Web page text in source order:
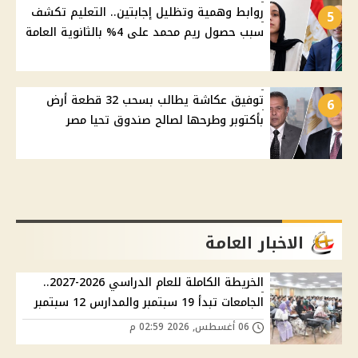
5
روابط وهمية وتظليل إجابتين.. التعليم تكشف
سبب حصول ريم محمد على 4% بالثانوية العامة
6
توفيق عكاشة يطالب بسحب 32 قطعة أرض
بأكتوبر وطرحها لصالح صندوق تحيا مصر
الاخبار العامة
الخريطة الكاملة للعام الدراسي 2026-2027..
الجامعات تبدأ 19 سبتمبر والمدارس 12 سبتمبر